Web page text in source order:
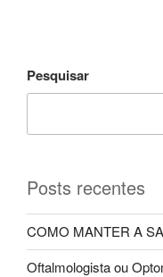
Pesquisar
Posts recentes
COMO MANTER A
Oftalmologista ou